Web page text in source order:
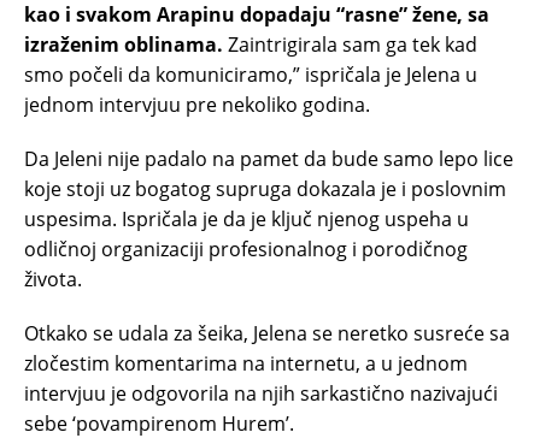
kao i svakom Arapinu dopadaju “rasne” žene, sa
izraženim oblinama. Zaintrigirala sam ga tek kad
smo počeli da komuniciramo,” ispričala je Jelena u
jednom intervjuu pre nekoliko godina.
Da Jeleni nije padalo na pamet da bude samo lepo lice
koje stoji uz bogatog supruga dokazala je i poslovnim
uspesima. Ispričala je da je ključ njenog uspeha u
odličnoj organizaciji profesionalnog i porodičnog
života.
Otkako se udala za šeika, Jelena se neretko susreće sa
zločestim komentarima na internetu, a u jednom
intervjuu je odgovorila na njih sarkastično nazivajući
sebe ‘povampirenom Hurem’.